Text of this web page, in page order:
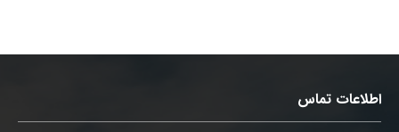
اطلاعات تماس